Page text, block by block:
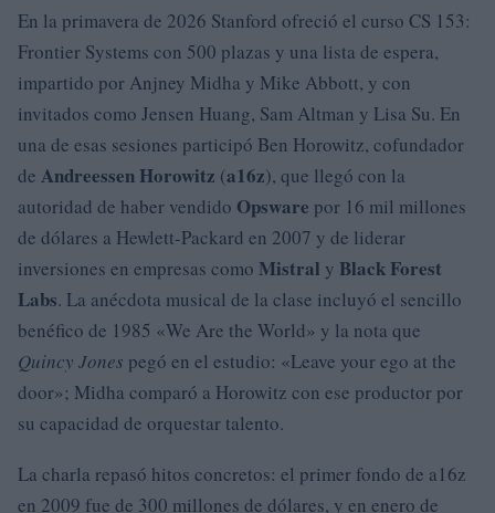
En la primavera de 2026 Stanford ofreció el curso CS 153:
Frontier Systems con 500 plazas y una lista de espera,
impartido por Anjney Midha y Mike Abbott, y con
invitados como Jensen Huang, Sam Altman y Lisa Su. En
una de esas sesiones participó Ben Horowitz, cofundador
de Andreessen Horowitz (a16z), que llegó con la
autoridad de haber vendido Opsware por 16 mil millones
de dólares a Hewlett-Packard en 2007 y de liderar
inversiones en empresas como Mistral y Black Forest
Labs. La anécdota musical de la clase incluyó el sencillo
benéfico de 1985 «We Are the World» y la nota que
Quincy Jones pegó en el estudio: «Leave your ego at the
door»; Midha comparó a Horowitz con ese productor por
su capacidad de orquestar talento.
La charla repasó hitos concretos: el primer fondo de a16z
en 2009 fue de 300 millones de dólares, y en enero de